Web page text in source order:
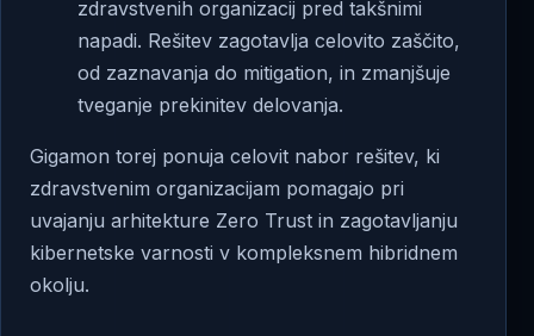
zdravstvenih organizacij pred takšnimi
napadi. Rešitev zagotavlja celovito zaščito,
od zaznavanja do mitigation, in zmanjšuje
tveganje prekinitev delovanja.
Gigamon torej ponuja celovit nabor rešitev, ki
zdravstvenim organizacijam pomagajo pri
uvajanju arhitekture Zero Trust in zagotavljanju
kibernetske varnosti v kompleksnem hibridnem
okolju.